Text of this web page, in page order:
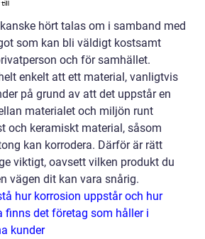
hört talas om i samband med
som kan bli väldigt kostsamt
och för samhället.
enkelt att ett material, vanligtvis
på grund av att det uppstår en
materialet och miljön runt
och keramiskt material, såsom
kan korrodera. Därför är rätt
viktigt, oavsett vilken produkt du
vägen dit kan vara snårig.
hur korrosion uppstår och hur
finns det företag som håller i
kunder